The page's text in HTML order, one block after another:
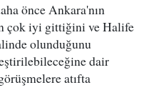
önce Ankara'nın
çok iyi gittiğini ve Halife
olunduğunu
dair
atıfta